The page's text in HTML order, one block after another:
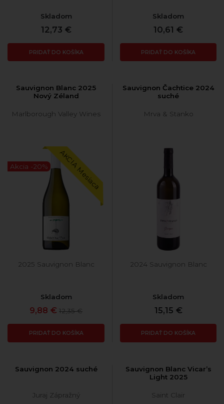
Skladom
12,73 €
PRIDAŤ DO KOŠÍKA
Skladom
10,61 €
PRIDAŤ DO KOŠÍKA
Sauvignon Blanc 2025
Nový Zéland
Marlborough Valley Wines
Akcia -20% AKCIA Mesiaca
2025 Sauvignon Blanc
Skladom
9,88 € 12,35 €
PRIDAŤ DO KOŠÍKA
Sauvignon Čachtice 2024
suché
Mrva & Stanko
2024 Sauvignon Blanc
Skladom
15,15 €
PRIDAŤ DO KOŠÍKA
Sauvignon 2024 suché
Juraj Zápražný
Sauvignon Blanc Vicar’s
Light 2025
Saint Clair